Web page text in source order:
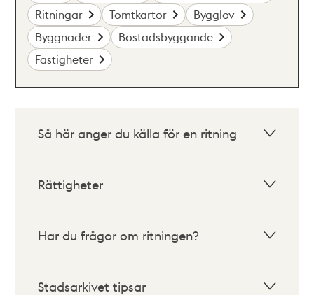
Ritningar
Tomtkartor
Bygglov
Byggnader
Bostadsbyggande
Fastigheter
Så här anger du källa för en ritning
Rättigheter
Har du frågor om ritningen?
Stadsarkivet tipsar